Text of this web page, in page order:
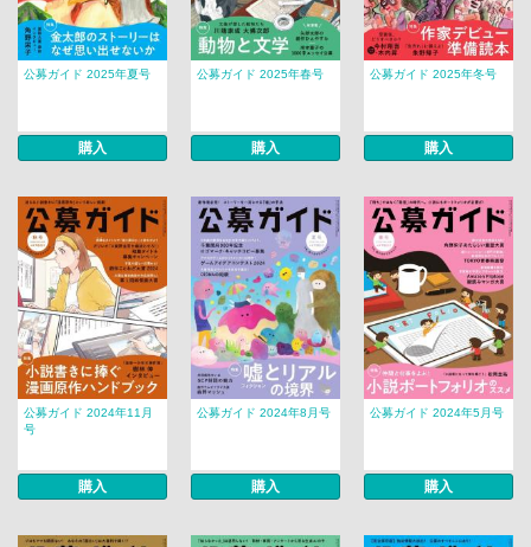
公募ガイド 2025年夏号
購入
公募ガイド 2025年春号
購入
公募ガイド 2025年冬号
購入
公募ガイド 2024年11月
号
購入
公募ガイド 2024年8月号
購入
公募ガイド 2024年5月号
購入